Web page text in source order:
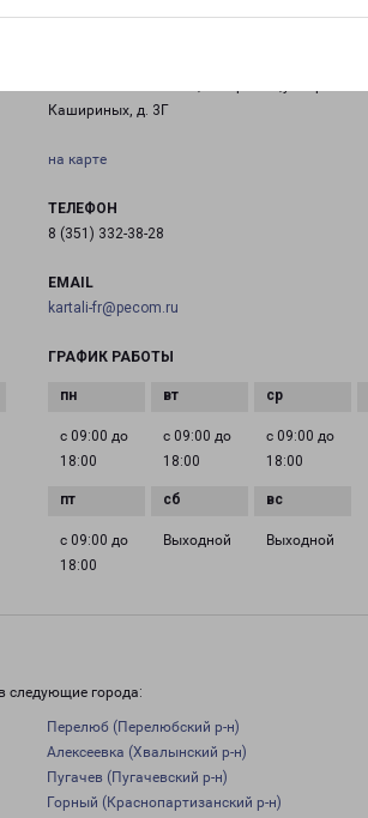
Кашириных, д. 3Г
на карте
ТЕЛЕФОН
8 (351) 332-38-28
EMAIL
kartali-fr@pecom.ru
ГРАФИК РАБОТЫ
с 09:00 до
18:00
с 09:00 до
18:00
с 09:00 до
18:00
с 09:00 до
18:00
Выходной Выходной
следующие города:
Перелюб (Перелюбский р-н)
Алексеевка (Хвалынский р-н)
Пугачев (Пугачевский р-н)
Горный (Краснопартизанский р-н)